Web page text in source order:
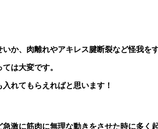
か、肉離れやアキレス腱断裂など怪我を
は大変です。
れてもらえればと思います！
激に筋肉に無理な動きをさせた時に多く